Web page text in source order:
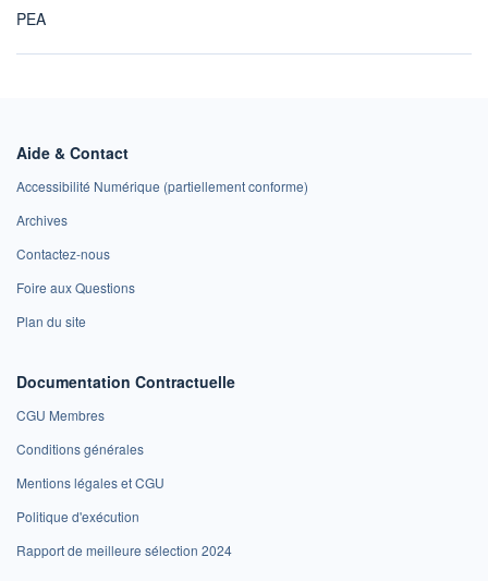
PEA
Aide & Contact
Accessibilité Numérique (partiellement conforme)
Archives
Contactez-nous
Foire aux Questions
Plan du site
Documentation Contractuelle
CGU Membres
Conditions générales
Mentions légales et CGU
Politique d'exécution
Rapport de meilleure sélection 2024